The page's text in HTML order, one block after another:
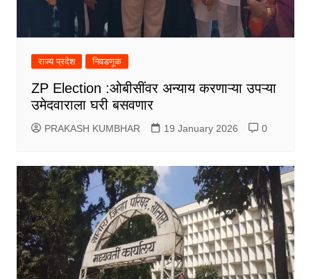
राज्य प्रदेश निवडणूक
ZP Election :ओबीसींवर अन्याय करणाऱ्या उपऱ्या
उमेदवाराला घरी बसवणार
PRAKASH KUMBHAR 19 January 2026 0